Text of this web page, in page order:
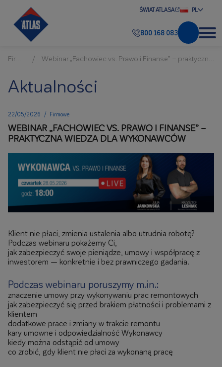
ŚWIAT ATLASA PL
800 168 083
Webinar „Fachowiec vs. Prawo i Finanse” – praktyczna wiedza dla Wykonawców
Aktualności
22/05/2026 / Firmowe
WEBINAR „FACHOWIEC VS. PRAWO I FINANSE” –
PRAKTYCZNA WIEDZA DLA WYKONAWCÓW
Klient nie płaci, zmienia ustalenia albo utrudnia robotę?
Podczas webinaru pokażemy Ci,
jak zabezpieczyć swoje pieniądze, umowy i współpracę z
inwestorem — konkretnie i bez prawniczego gadania.
Podczas webinaru poruszymy m.in.:
znaczenie umowy przy wykonywaniu prac remontowych
jak zabezpieczyć się przed brakiem płatności i problemami z
klientem
dodatkowe prace i zmiany w trakcie remontu
kary umowne i odpowiedzialność Wykonawcy
kiedy można odstąpić od umowy
co zrobić, gdy klient nie płaci za wykonaną pracę